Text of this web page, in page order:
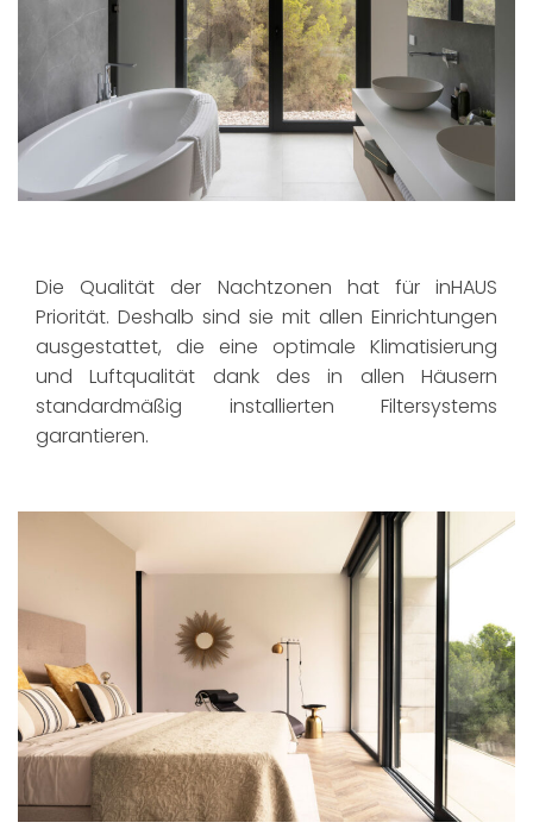
Die Qualität der Nachtzonen hat für inHAUS
Priorität. Deshalb sind sie mit allen Einrichtungen
ausgestattet, die eine optimale Klimatisierung
und Luftqualität dank des in allen Häusern
standardmäßig installierten Filtersystems
garantieren.